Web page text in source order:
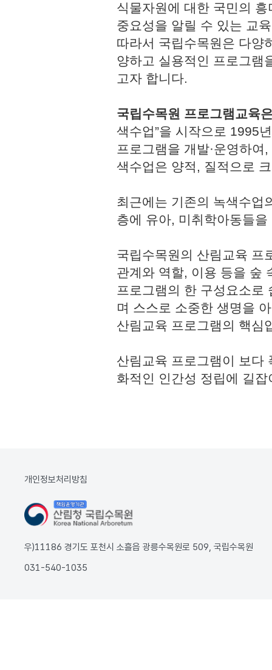
식물자원에 대한 국민의
중요성을 알릴 수 있는 교
따라서 국립수목원은 다양
양하고 실용적인 프로그램
고자 합니다.
국립수목원 프로그램교육
색수업”을 시작으로 1995
프로그램을 개발·운영하
색수업은 양적, 질적으로
최근에는 기존의 녹색수업
층에 유아, 미취학아동들
국립수목원의 산림교육 프
관계와 역할, 이용 등을 숲
프로그램의 한 구성요소로
며 스스로 소중한 생명을
산림교육 프로그램의 핵심
산림교육 프로그램이 보다
화적인 인간성 정립에 길
개인정보처리방침
우)11186 경기도 포천시 소흘읍 광릉수목원로 509, 국립수목원
031-540-1035